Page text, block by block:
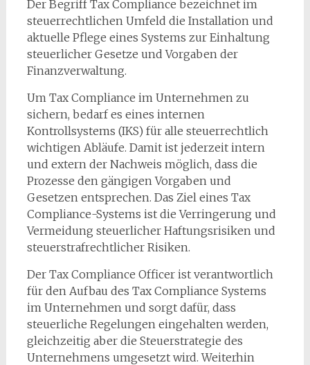
Der Begriff Tax Compliance bezeichnet im
steuerrechtlichen Umfeld die Installation und
aktuelle Pflege eines Systems zur Einhaltung
steuerlicher Gesetze und Vorgaben der
Finanzverwaltung.
Um Tax Compliance im Unternehmen zu
sichern, bedarf es eines internen
Kontrollsystems (IKS) für alle steuerrechtlich
wichtigen Abläufe. Damit ist jederzeit intern
und extern der Nachweis möglich, dass die
Prozesse den gängigen Vorgaben und
Gesetzen entsprechen. Das Ziel eines Tax
Compliance-Systems ist die Verringerung und
Vermeidung steuerlicher Haftungsrisiken und
steuerstrafrechtlicher Risiken.
Der Tax Compliance Officer ist verantwortlich
für den Aufbau des Tax Compliance Systems
im Unternehmen und sorgt dafür, dass
steuerliche Regelungen eingehalten werden,
gleichzeitig aber die Steuerstrategie des
Unternehmens umgesetzt wird. Weiterhin